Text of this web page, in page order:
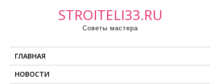
STROITELI33.RU
Советы мастера
ГЛАВНАЯ
НОВОСТИ